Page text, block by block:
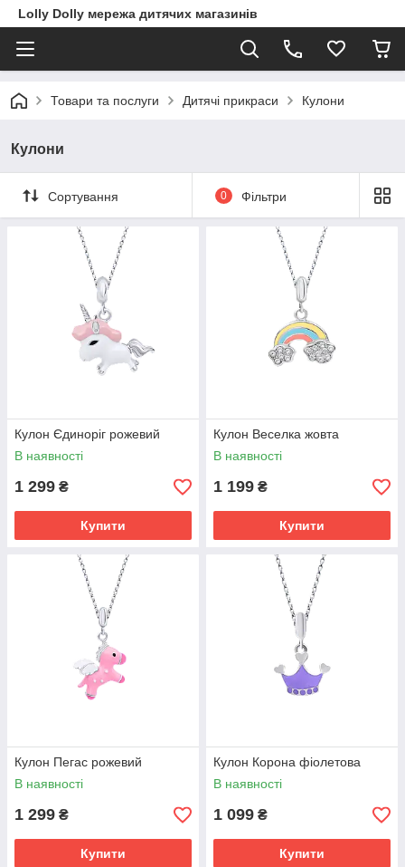
Lolly Dolly мережа дитячих магазинів
Товари та послуги Дитячі прикраси Кулони
Кулони
Сортування 0 Фільтри
Кулон Єдиноріг рожевий
В наявності
1 299 ₴
Купити
Кулон Веселка жовта
В наявності
1 199 ₴
Купити
Кулон Пегас рожевий
В наявності
1 299 ₴
Купити
Кулон Корона фіолетова
В наявності
1 099 ₴
Купити